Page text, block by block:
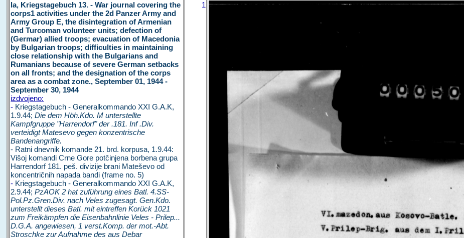
la, Kriegstagebuch 13. - War journal covering the
corps1 activities under the 2d Panzer Army and
Army Group E, the disintegration of Armenian
and Turcoman volunteer units; defection of
(Germar) allied troops; evacuation of Macedonia
by Bulgarian troops; difficulties in maintaining
close relationship with the Bulgarians and
Rumanians because of severe German setbacks
on all fronts; and the designation of the corps
area as a combat zone., September 01, 1944 -
September 30, 1944
izdvojeno:
- Kriegstagebuch - Generalkommando XXI G.A.K,
1.9.44;Die dem Höh.Kdo. M unterstellte
Kampfgruppe "Harrendorf" der .181. Inf .Div.
verteidigt Matesevo gegen konzentrische
Bandenangriffe.
- Ratni dnevnik komande 21. brd. korpusa, 1.9.44:
Višoj komandi Crne Gore potčinjena borbena grupa
Harrendorf 181. peš. divizije brani Mateševo od
koncentričnih napada bandi (frame no. 5)
- Kriegstagebuch - Generalkommando XXI G.A.K,
2.9.44;PzAOK 2 hat zuführung eines Batl. 4.SS-
Pol.Pz.Gren.Div. nach Veles zugesagt. Gen.Kdo.
unterstellt dieses Batl. mit eintreffen Korück 1021
zum Freikämpfen die Eisenbahnlinie Veles - Prilep...
D.G.A. angewiesen, 1 verst.Komp. der mot.-Abt.
Stroschke zur Aufnahme des aus Debar
1